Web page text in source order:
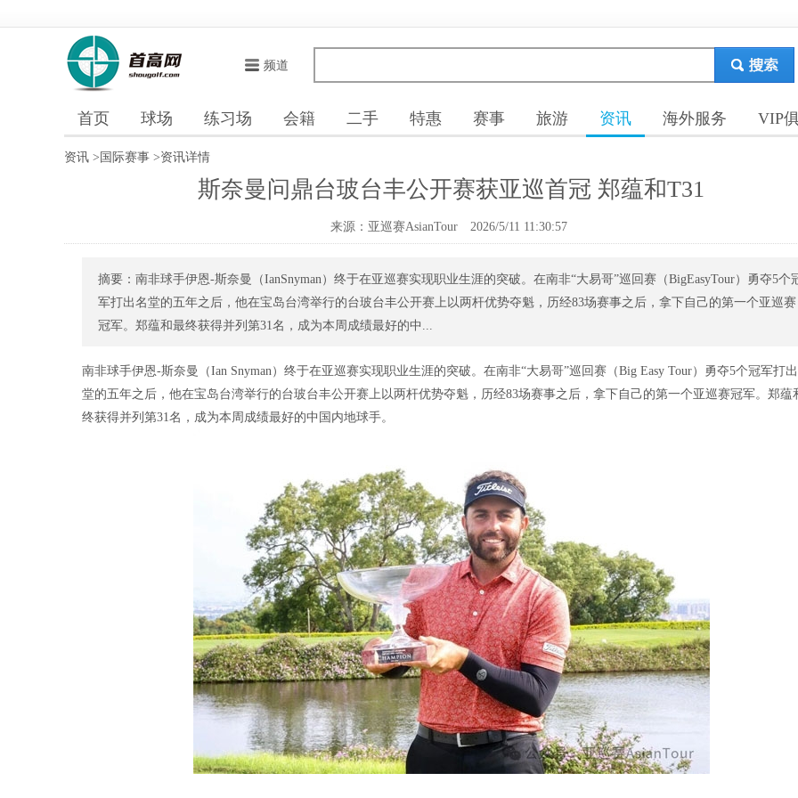
频道
首页 球场 练习场 会籍 二手 特惠 赛事 旅游 资讯 海外服务 VIP
资讯 > 国际赛事 >资讯详情
斯奈曼问鼎台玻台丰公开赛获亚巡首冠 郑蕴和T31
来源：亚巡赛AsianTour 2026/5/11 11:30:57
摘要：南非球手伊恩-斯奈曼（IanSnyman）终于在亚巡赛实现职业生涯的突破。在南非“大易哥”巡回赛（BigEasyTour）勇夺5个
军打出名堂的五年之后，他在宝岛台湾举行的台玻台丰公开赛上以两杆优势夺魁，历经83场赛事之后，拿下自己的第一个亚巡赛
冠军。郑蕴和最终获得并列第31名，成为本周成绩最好的中...
南非球手伊恩-斯奈曼（Ian Snyman）终于在亚巡赛实现职业生涯的突破。在南非“大易哥”巡回赛（Big Easy Tour）勇夺5个冠军打
堂的五年之后，他在宝岛台湾举行的台玻台丰公开赛上以两杆优势夺魁，历经83场赛事之后，拿下自己的第一个亚巡赛冠军。郑蕴
终获得并列第31名，成为本周成绩最好的中国内地球手。